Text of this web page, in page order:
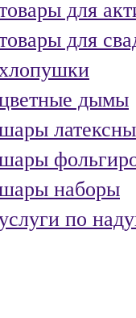
для
для
дымы
наборы
по